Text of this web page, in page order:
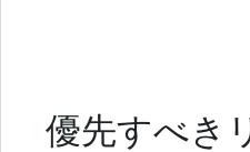
優先すべき